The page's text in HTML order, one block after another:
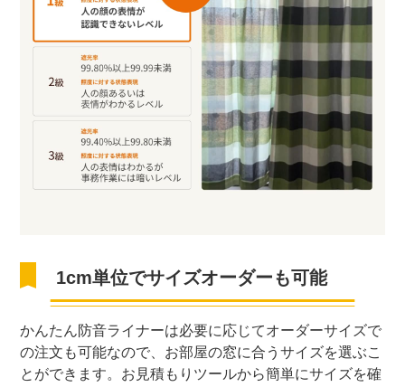
1cm単位でサイズオーダーも可能
かんたん防音ライナーは必要に応じてオーダーサイズで
の注文も可能なので、お部屋の窓に合うサイズを選ぶこ
とができます。お見積もりツールから簡単にサイズを確